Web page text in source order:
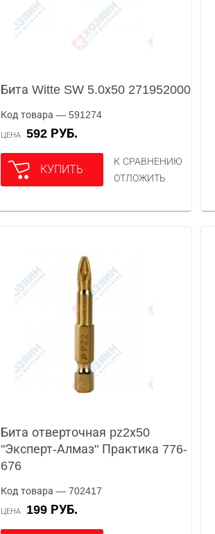
Бита Witte SW 5.0х50 271952000
Код товара — 591274
ЦЕНА 592 РУБ.
КУПИТЬ
К СРАВНЕНИЮ
ОТЛОЖИТЬ
Бита отверточная pz2х50
"Эксперт-Алмаз" Практика 776-
676
Код товара — 702417
ЦЕНА 199 РУБ.